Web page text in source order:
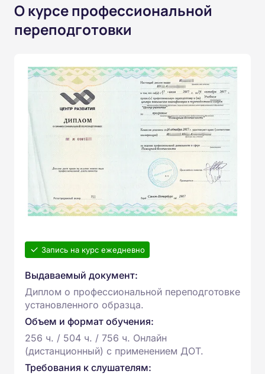
О курсе профессиональной
переподготовки
Запись на курс ежедневно
Выдаваемый документ:
Диплом о профессиональной переподготовке
установленного образца.
Объем и формат обучения:
256 ч. / 504 ч. / 756 ч. Онлайн
(дистанционный) с применением ДОТ.
Требования к слушателям: